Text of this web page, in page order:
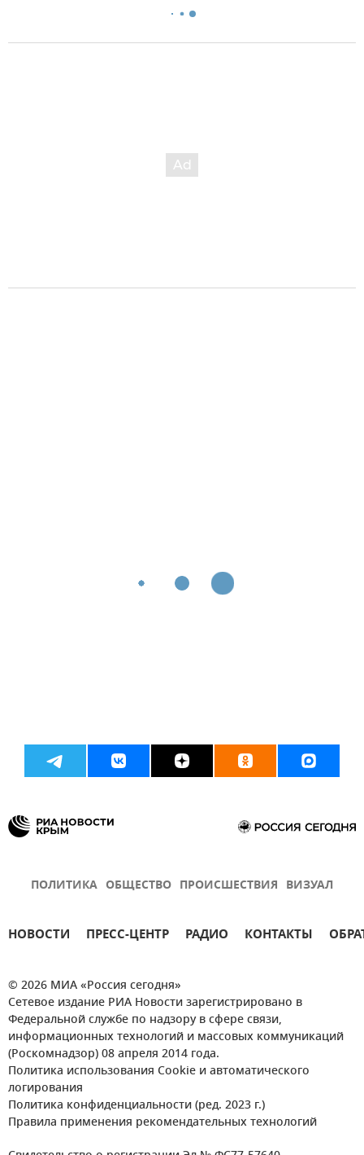
ПОЛИТИКА ОБЩЕСТВО ПРОИСШЕСТВИЯ ВИЗУАЛ
НОВОСТИ ПРЕСС-ЦЕНТР РАДИО КОНТАКТЫ
© 2026 МИА «Россия сегодня»
Сетевое издание РИА Новости зарегистрировано в
Федеральной службе по надзору в сфере связи,
информационных технологий и массовых коммуникаций
(Роскомнадзор) 08 апреля 2014 года.
Политика использования Cookie и автоматического
логирования
Политика конфиденциальности (ред. 2023 г.)
Правила применения рекомендательных технологий